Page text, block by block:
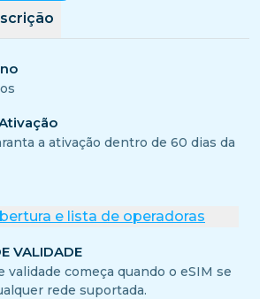
a ativação dentro de 60 dias da
e lista de operadoras
VALIDADE
validade começa quando o eSIM se
rede suportada.